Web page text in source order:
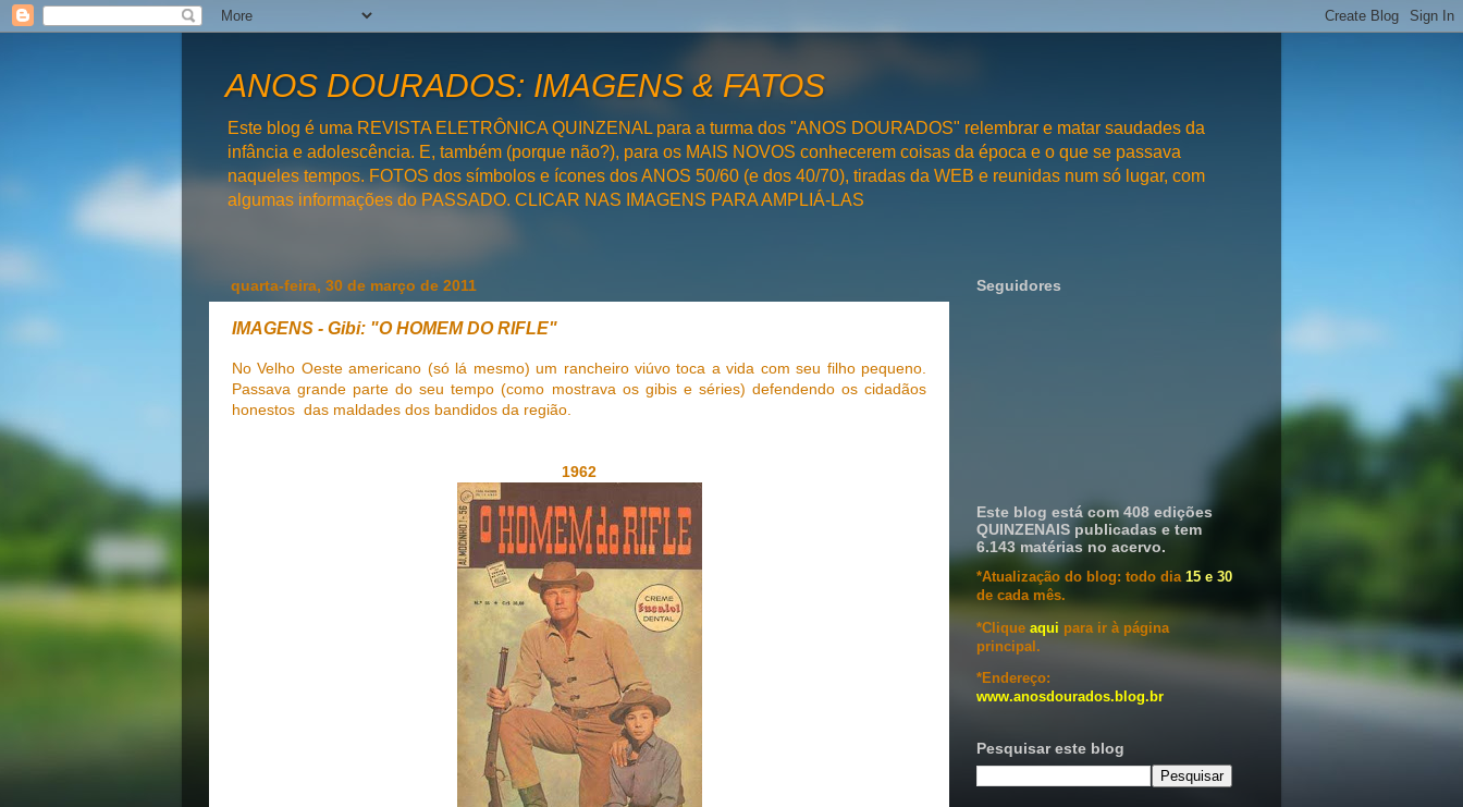
ANOS DOURADOS: IMAGENS & FATOS
Este blog é uma REVISTA ELETRÔNICA QUINZENAL para a turma dos "ANOS DOURADOS" relembrar e matar saudades da
infância e adolescência. E, também (porque não?), para os MAIS NOVOS conhecerem coisas da época e o que se passava
naqueles tempos. FOTOS dos símbolos e ícones dos ANOS 50/60 (e dos 40/70), tiradas da WEB e reunidas num só lugar, com
algumas informações do PASSADO. CLICAR NAS IMAGENS PARA AMPLIÁ-LAS
quarta-feira, 30 de março de 2011
IMAGENS - Gibi: "O HOMEM DO RIFLE"
No Velho Oeste americano (só lá mesmo) um rancheiro viúvo toca a vida com seu filho pequeno.
Passava grande parte do seu tempo (como mostrava os gibis e séries) defendendo os cidadãos
honestos das maldades dos bandidos da região.
1962
Seguidores
Este blog está com 408 edições
QUINZENAIS publicadas e tem
6.143 matérias no acervo.
*Atualização do blog: todo dia 15 e 30
de cada mês.
*Clique aqui para ir à página
principal.
*Endereço:
www.anosdourados.blog.br
Pesquisar este blog